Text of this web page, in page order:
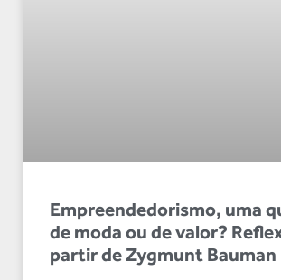
Empreendedorismo, uma
de moda ou de valor?
partir de Zygmunt Bauman